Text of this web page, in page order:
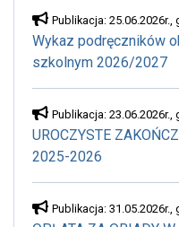
Publikacja: 25.06.2026r.,
Wykaz podręczników
szkolnym 2026/2027
Publikacja: 23.06.2026r.,
UROCZYSTE
2025-2026
Publikacja: 31.05.2026r.,